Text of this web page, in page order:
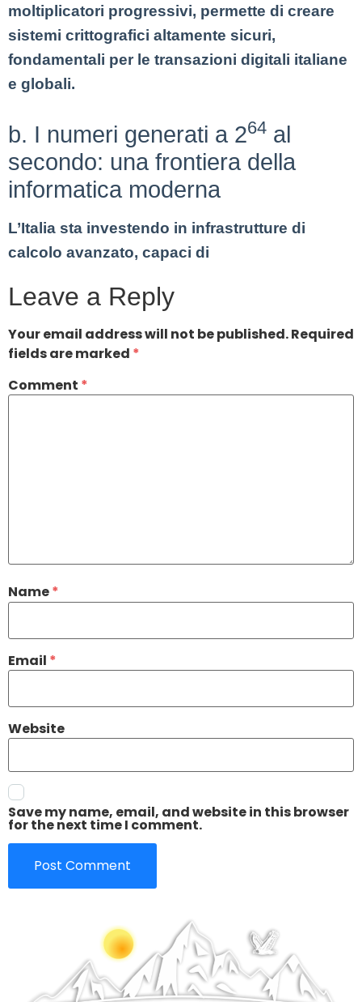
moltiplicatori progressivi, permette di creare
sistemi crittografici altamente sicuri,
fondamentali per le transazioni digitali italiane
e globali.
b. I numeri generati a 264 al
secondo: una frontiera della
informatica moderna
L’Italia sta investendo in infrastrutture di
calcolo avanzato, capaci di
Leave a Reply
Your email address will not be published.Required
fields are marked *
Comment *
Name*
Email *
Website
Save my name, email, and website in this browser
for the next time I comment.